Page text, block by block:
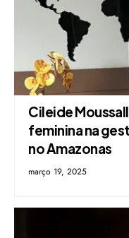
Cileide
feminina na
no Amazonas
março 19, 2025